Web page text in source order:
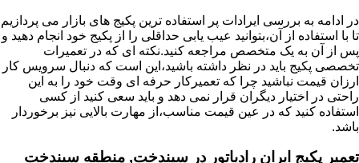
در ادامه به بررسی ایرادات پر استفاده ترین پکیج های بازار می پردازیم
تا با استفاده از آن،بتوانید عیب یابی حداقلی را از پکیج خود انجام دهید و
پس از آن به یک متخصص مراجعه کنید.نکته ای که در تعمیرات
تخصصی پکیج باید در نظر داشته باشید،این است که دنبال سرویس کار
ارزان قیمت نباشید چرا که تعمیرکار حرفه ای وقت خود را به این
راحتی در اختیار دیگران قرار نمی دهد و باید سعی کنید از کسی
استفاده کنید که در عین قیمت مناسب،از مهارت بالایی نیز برخوردار
باشد.
تعمیر پکیج ایران رادیاتور در سیندخت, منطقه سیندخت